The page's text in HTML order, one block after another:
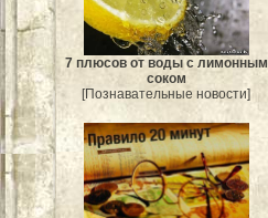
7 плюсов от воды с лимонным
соком
[Познавательные новости]